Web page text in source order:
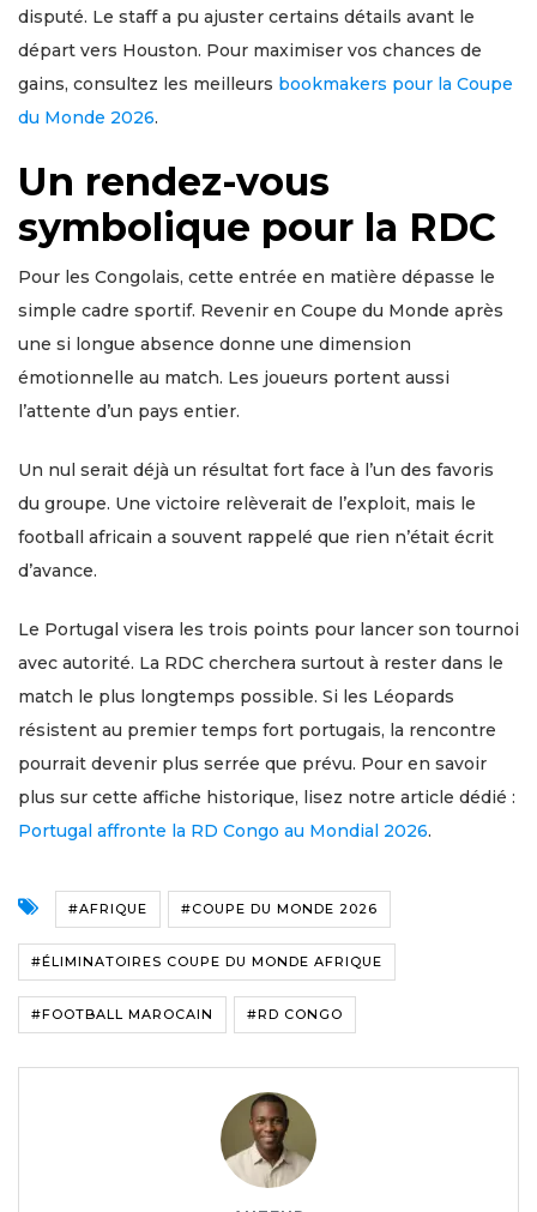
disputé. Le staff a pu ajuster certains détails avant le
départ vers Houston. Pour maximiser vos chances de
gains, consultez les meilleurs bookmakers pour la Coupe
du Monde 2026.
Un rendez-vous
symbolique pour la RDC
Pour les Congolais, cette entrée en matière dépasse le
simple cadre sportif. Revenir en Coupe du Monde après
une si longue absence donne une dimension
émotionnelle au match. Les joueurs portent aussi
l’attente d’un pays entier.
Un nul serait déjà un résultat fort face à l’un des favoris
du groupe. Une victoire relèverait de l’exploit, mais le
football africain a souvent rappelé que rien n’était écrit
d’avance.
Le Portugal visera les trois points pour lancer son tournoi
avec autorité. La RDC cherchera surtout à rester dans le
match le plus longtemps possible. Si les Léopards
résistent au premier temps fort portugais, la rencontre
pourrait devenir plus serrée que prévu. Pour en savoir
plus sur cette affiche historique, lisez notre article dédié :
Portugal affronte la RD Congo au Mondial 2026.
#AFRIQUE #COUPE DU MONDE 2026
#ÉLIMINATOIRES COUPE DU MONDE AFRIQUE
#FOOTBALL MAROCAIN #RD CONGO